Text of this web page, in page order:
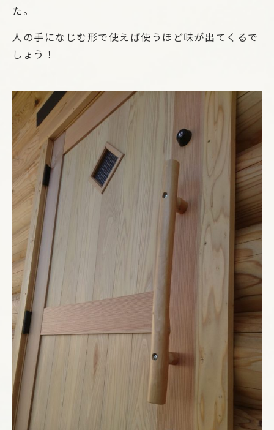
た。
人の手になじむ形で使えば使うほど味が出てくるで
しょう！